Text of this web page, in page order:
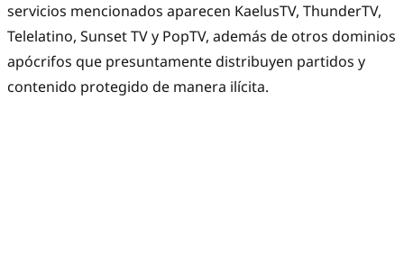
servicios mencionados aparecen KaelusTV, ThunderTV,
Telelatino, Sunset TV y PopTV, además de otros dominios
apócrifos que presuntamente distribuyen partidos y
contenido protegido de manera ilícita.